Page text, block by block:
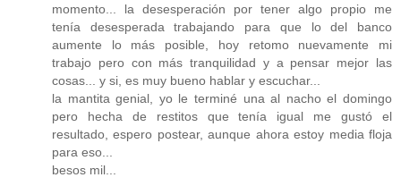
momento... la desesperación por tener algo propio me
tenía desesperada trabajando para que lo del banco
aumente lo más posible, hoy retomo nuevamente mi
trabajo pero con más tranquilidad y a pensar mejor las
cosas... y si, es muy bueno hablar y escuchar...
la mantita genial, yo le terminé una al nacho el domingo
pero hecha de restitos que tenía igual me gustó el
resultado, espero postear, aunque ahora estoy media floja
para eso...
besos mil...